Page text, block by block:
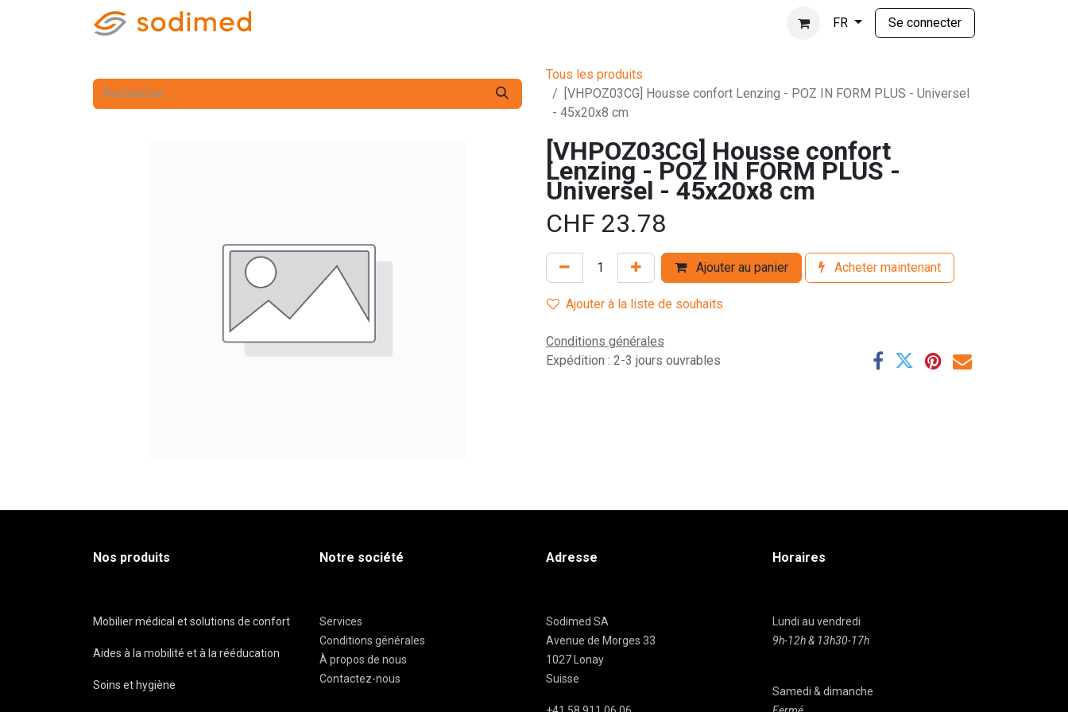
FR Se connecter
Tous les produits
[VHPOZ03CG] Housse confort Lenzing - POZ IN FORM PLUS - Universel
- 45x20x8 cm
[VHPOZ03CG] Housse confort
Lenzing - POZ IN FORM PLUS -
Universel - 45x20x8 cm
CHF 23.78
Ajouter au panier Acheter maintenant
Ajouter à la liste de souhaits
Conditions générales
Expédition : 2-3 jours ouvrables
Nos produits
Mobilier médical et solutions de confort
Aides à la mobilité et à la rééducation
Soins et hygiène
Notre société
Services
Conditions générales
À propos de nous
Contactez-nous
Adresse
Sodimed SA
Avenue de Morges 33
1027 Lonay
Suisse
Horaires
Lundi au vendredi
9h-12h & 13h30-17h
Samedi & dimanche